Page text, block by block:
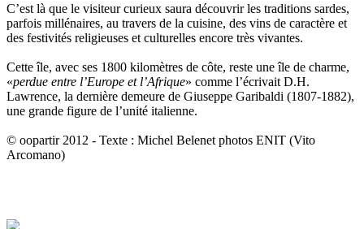
C’est là que le visiteur curieux saura découvrir les traditions sardes,
parfois millénaires, au travers de la cuisine, des vins de caractère et
des festivités religieuses et culturelles encore très vivantes.
Cette île, avec ses 1800 kilomètres de côte, reste une île de charme,
«perdue entre l’Europe et l’Afrique» comme l’écrivait D.H.
Lawrence, la dernière demeure de Giuseppe Garibaldi (1807-1882),
une grande figure de l’unité italienne.
© oopartir 2012 - Texte : Michel Belenet photos ENIT (Vito
Arcomano)